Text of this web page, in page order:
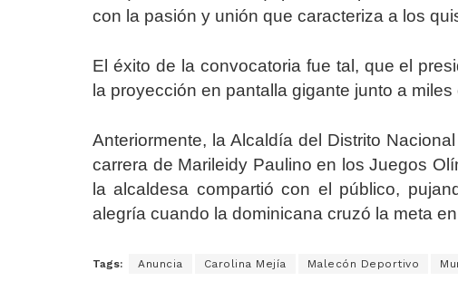
con la pasión y unión que caracteriza a los
El éxito de la convocatoria fue tal, que el
la proyección en pantalla gigante junto a
Anteriormente, la Alcaldía del Distrito
carrera de Marileidy Paulino en los Juegos
la alcaldesa compartió con el público,
alegría cuando la dominicana cruzó la meta
Tags: Anuncia Carolina Mejía Malecón Deportivo